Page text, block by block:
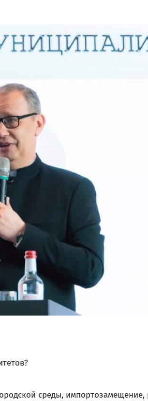
среды, импортозамещение,